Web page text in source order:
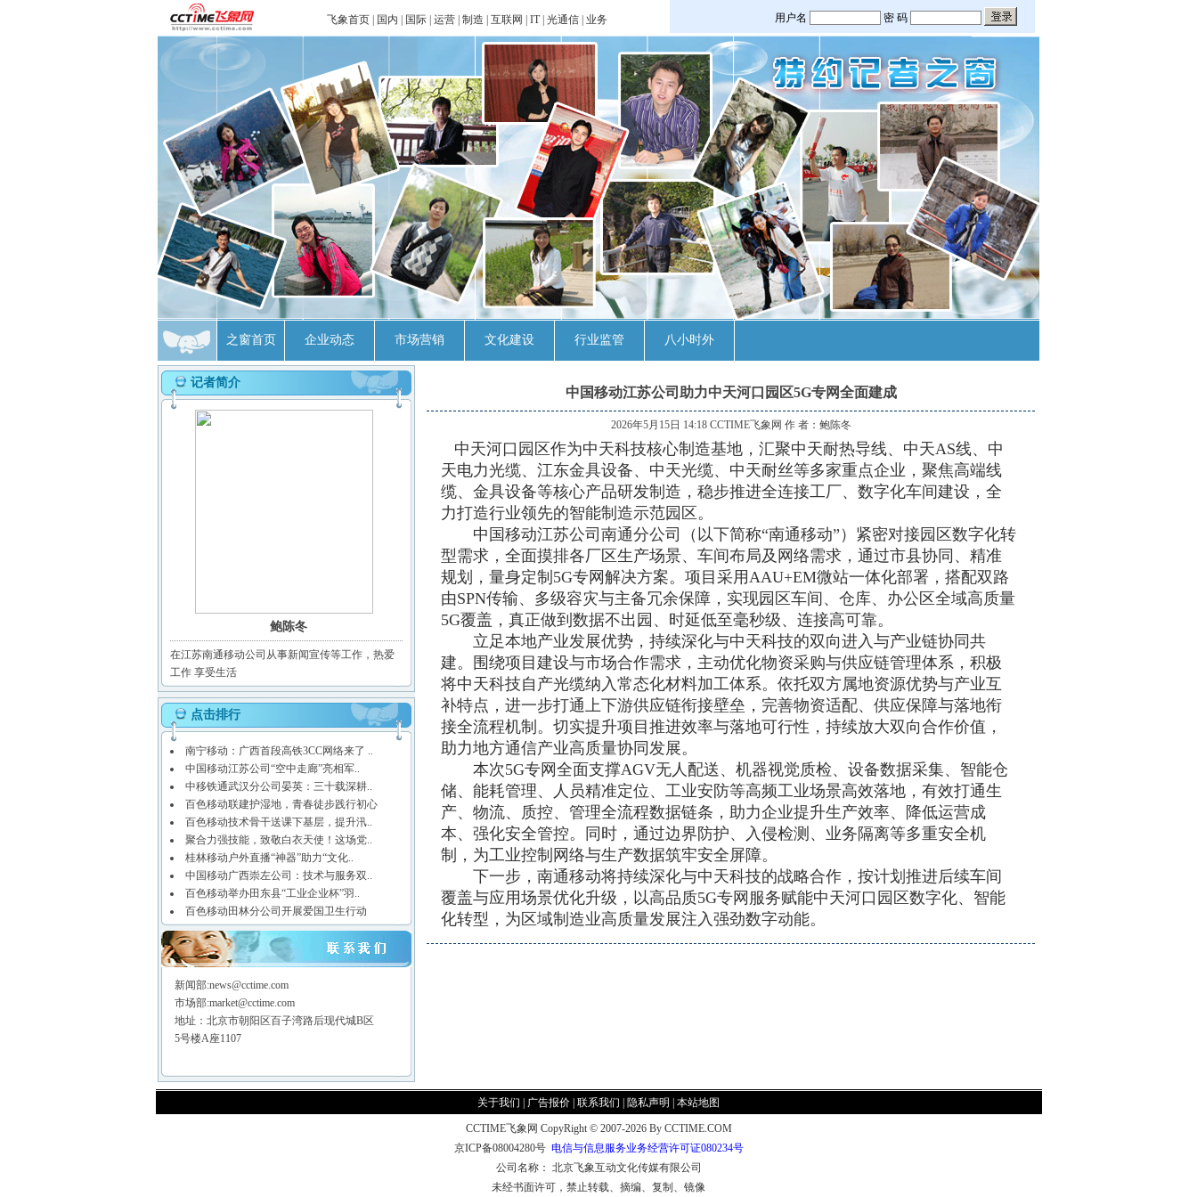
飞象首页 国内 国际 运营 制造 互联网 IT| 光通信 业务
之窗首页 企业动态 市场营销 文化建设 行业监管 八小时外
记者简介
鲍陈冬
在江苏南通移动公司从事新闻宣传等工作，热爱
工作 享受生活
点击排行
南宁移动：广西首段高铁3CC网络来了 ..
中国移动江苏公司“空中走廊”亮相军..
中移铁通武汉分公司晏英：三十载深耕..
百色移动联建护湿地，青春徒步践行初心
百色移动技术骨干送课下基层，提升汛..
聚合力强技能，致敬白衣天使！这场党..
桂林移动户外直播“神器”助力“文化..
中国移动广西崇左公司：技术与服务双..
百色移动举办田东县“工业企业杯”羽..
百色移动田林分公司开展爱国卫生行动
新闻部:news@cctime.com
市场部:market@cctime.com
地址：北京市朝阳区百子湾路后现代城B区
5号楼A座1107
中国移动江苏公司助力中天河口园区5G专网全面建成
2026年5月15日 14:18 CCTIME飞象网 作 者： 鲍陈冬
中天河口园区作为中天科技核心制造基地，汇聚中天耐热导线、中天AS线、中
天电力光缆、江东金具设备、中天光缆、中天耐丝等多家重点企业，聚焦高端线
缆、金具设备等核心产品研发制造，稳步推进全连接工厂、数字化车间建设，全
力打造行业领先的智能制造示范园区。
中国移动江苏公司南通分公司（以下简称“南通移动”）紧密对接园区数字化转
型需求，全面摸排各厂区生产场景、车间布局及网络需求，通过市县协同、精准
规划，量身定制5G专网解决方案。项目采用AAU+EM微站一体化部署，搭配双路
由SPN传输、多级容灾与主备冗余保障，实现园区车间、仓库、办公区全域高质量
5G覆盖，真正做到数据不出园、时延低至毫秒级、连接高可靠。
立足本地产业发展优势，持续深化与中天科技的双向进入与产业链协同共
建。围绕项目建设与市场合作需求，主动优化物资采购与供应链管理体系，积极
将中天科技自产光缆纳入常态化材料加工体系。依托双方属地资源优势与产业互
补特点，进一步打通上下游供应链衔接壁垒，完善物资适配、供应保障与落地衔
接全流程机制。切实提升项目推进效率与落地可行性，持续放大双向合作价值，
助力地方通信产业高质量协同发展。
本次5G专网全面支撑AGV无人配送、机器视觉质检、设备数据采集、智能仓
储、能耗管理、人员精准定位、工业安防等高频工业场景高效落地，有效打通生
产、物流、质控、管理全流程数据链条，助力企业提升生产效率、降低运营成
本、强化安全管控。同时，通过边界防护、入侵检测、业务隔离等多重安全机
制，为工业控制网络与生产数据筑牢安全屏障。
下一步，南通移动将持续深化与中天科技的战略合作，按计划推进后续车间
覆盖与应用场景优化升级，以高品质5G专网服务赋能中天河口园区数字化、智能
化转型，为区域制造业高质量发展注入强劲数字动能。
关于我们 广告报价 联系我们 隐私声明 本站地图
CCTIME飞象网 CopyRight © 2007-2026 By CCTIME.COM
京ICP备08004280号 电信与信息服务业务经营许可证080234号
公司名称： 北京飞象互动文化传媒有限公司
未经书面许可，禁止转载、摘编、复制、镜像